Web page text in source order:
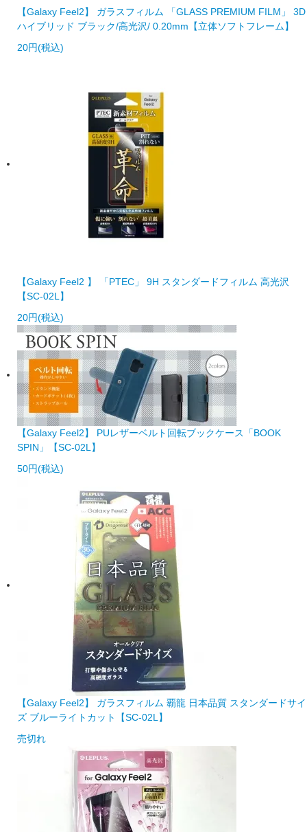
【Galaxy Feel2】 ガラスフィルム 「GLASS PREMIUM FILM」 3D
ハイブリッド ブラック/高光沢/ 0.20mm【立体ソフトフレーム】
20円(税込)
【Galaxy Feel2 】 「PTEC」 9H スタンダードフィルム 高光沢
【SC-02L】
20円(税込)
【Galaxy Feel2】 PUレザーベルト回転ブックケース「BOOK
SPIN」【SC-02L】
50円(税込)
【Galaxy Feel2】 ガラスフィルム 覇龍 日本品質 スタンダードサイ
ズ ブルーライトカット【SC-02L】
売切れ